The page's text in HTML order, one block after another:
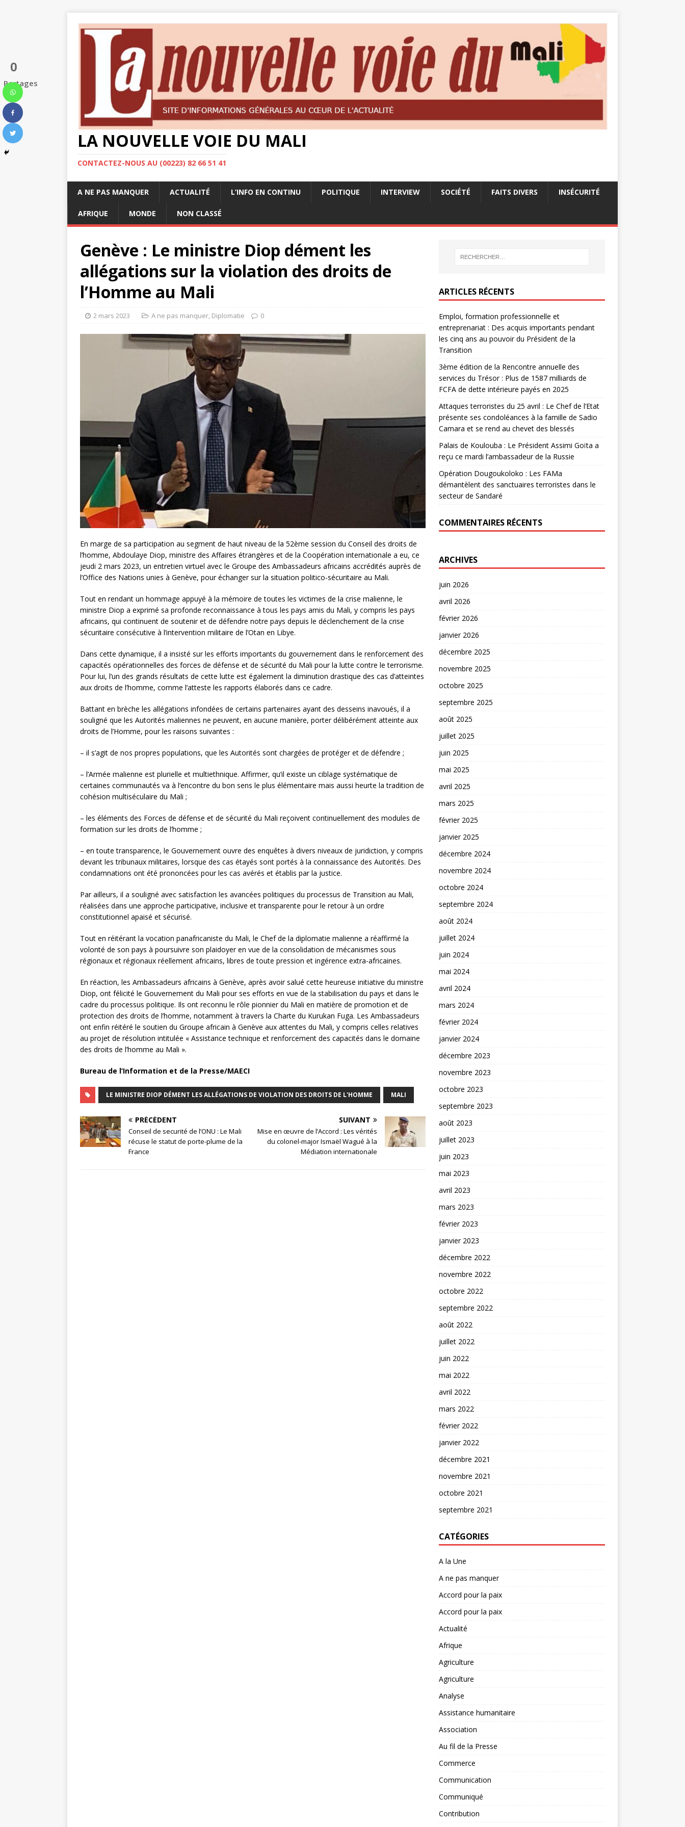
LA NOUVELLE VOIE DU MALI
CONTACTEZ-NOUS AU (00223) 82 66 51 41
A NE PAS MANQUER ACTUALITÉ L’INFO EN CONTINU POLITIQUE INTERVIEW SOCIÉTÉ FAITS DIVERS INSÉCURITÉ
AFRIQUE MONDE NON CLASSÉ
Genève : Le ministre Diop dément les
allégations sur la violation des droits de
l’Homme au Mali
2 mars 2023 A ne pas manquer, Diplomatie 0
En marge de sa participation au segment de haut niveau de la 52ème session du Conseil des droits de
l’homme, Abdoulaye Diop, ministre des Affaires étrangères et de la Coopération internationale a eu, ce
jeudi 2 mars 2023, un entretien virtuel avec le Groupe des Ambassadeurs africains accrédités auprès de
l’Office des Nations unies à Genève, pour échanger sur la situation politico-sécuritaire au Mali.
Tout en rendant un hommage appuyé à la mémoire de toutes les victimes de la crise malienne, le
ministre Diop a exprimé sa profonde reconnaissance à tous les pays amis du Mali, y compris les pays
africains, qui continuent de soutenir et de défendre notre pays depuis le déclenchement de la crise
sécuritaire consécutive à l’intervention militaire de l’Otan en Libye.
Dans cette dynamique, il a insisté sur les efforts importants du gouvernement dans le renforcement des
capacités opérationnelles des forces de défense et de sécurité du Mali pour la lutte contre le terrorisme.
Pour lui, l’un des grands résultats de cette lutte est également la diminution drastique des cas d’atteintes
aux droits de l’homme, comme l’atteste les rapports élaborés dans ce cadre.
Battant en brèche les allégations infondées de certains partenaires ayant des desseins inavoués, il a
souligné que les Autorités maliennes ne peuvent, en aucune manière, porter délibérément atteinte aux
droits de l’Homme, pour les raisons suivantes :
– il s’agit de nos propres populations, que les Autorités sont chargées de protéger et de défendre ;
– l’Armée malienne est plurielle et multiethnique. Affirmer, qu’il existe un ciblage systématique de
certaines communautés va à l’encontre du bon sens le plus élémentaire mais aussi heurte la tradition de
cohésion multiséculaire du Mali ;
– les éléments des Forces de défense et de sécurité du Mali reçoivent continuellement des modules de
formation sur les droits de l’homme ;
– en toute transparence, le Gouvernement ouvre des enquêtes à divers niveaux de juridiction, y compris
devant les tribunaux militaires, lorsque des cas étayés sont portés à la connaissance des Autorités. Des
condamnations ont été prononcées pour les cas avérés et établis par la justice.
Par ailleurs, il a souligné avec satisfaction les avancées politiques du processus de Transition au Mali,
réalisées dans une approche participative, inclusive et transparente pour le retour à un ordre
constitutionnel apaisé et sécurisé.
Tout en réitérant la vocation panafricaniste du Mali, le Chef de la diplomatie malienne a réaffirmé la
volonté de son pays à poursuivre son plaidoyer en vue de la consolidation de mécanismes sous
régionaux et régionaux réellement africains, libres de toute pression et ingérence extra-africaines.
En réaction, les Ambassadeurs africains à Genève, après avoir salué cette heureuse initiative du ministre
Diop, ont félicité le Gouvernement du Mali pour ses efforts en vue de la stabilisation du pays et dans le
cadre du processus politique. Ils ont reconnu le rôle pionnier du Mali en matière de promotion et de
protection des droits de l’homme, notamment à travers la Charte du Kurukan Fuga. Les Ambassadeurs
ont enfin réitéré le soutien du Groupe africain à Genève aux attentes du Mali, y compris celles relatives
au projet de résolution intitulée « Assistance technique et renforcement des capacités dans le domaine
des droits de l’homme au Mali ».
Bureau de l’Information et de la Presse/MAECI
0
Partages
LE MINISTRE DIOP DÉMENT LES ALLÉGATIONS DE VIOLATION DES DROITS DE L'HOMME MALI
PRÉCÉDENT
Conseil de securité de l’ONU : Le Mali
récuse le statut de porte-plume de la
France
SUIVANT
Mise en œuvre de l’Accord : Les vérités
du colonel-major Ismaël Wagué à la
Médiation internationale
ARTICLES RÉCENTS
Emploi, formation professionnelle et
entreprenariat : Des acquis importants pendant
les cinq ans au pouvoir du Président de la
Transition
3ème édition de la Rencontre annuelle des
services du Trésor : Plus de 1587 milliards de
FCFA de dette intérieure payés en 2025
Attaques terroristes du 25 avril : Le Chef de l’Etat
présente ses condoléances à la famille de Sadio
Camara et se rend au chevet des blessés
Palais de Koulouba : Le Président Assimi Goïta a
reçu ce mardi l’ambassadeur de la Russie
Opération Dougoukoloko : Les FAMa
démantèlent des sanctuaires terroristes dans le
secteur de Sandaré
COMMENTAIRES RÉCENTS
ARCHIVES
juin 2026
avril 2026
février 2026
janvier 2026
décembre 2025
novembre 2025
octobre 2025
septembre 2025
août 2025
juillet 2025
juin 2025
mai 2025
avril 2025
mars 2025
février 2025
janvier 2025
décembre 2024
novembre 2024
octobre 2024
septembre 2024
août 2024
juillet 2024
juin 2024
mai 2024
avril 2024
mars 2024
février 2024
janvier 2024
décembre 2023
novembre 2023
octobre 2023
septembre 2023
août 2023
juillet 2023
juin 2023
mai 2023
avril 2023
mars 2023
février 2023
janvier 2023
décembre 2022
novembre 2022
octobre 2022
septembre 2022
août 2022
juillet 2022
juin 2022
mai 2022
avril 2022
mars 2022
février 2022
janvier 2022
décembre 2021
novembre 2021
octobre 2021
septembre 2021
CATÉGORIES
A la Une
A ne pas manquer
Accord pour la paix
Accord pour la paix
Actualité
Afrique
Agriculture
Agriculture
Analyse
Assistance humanitaire
Association
Au fil de la Presse
Commerce
Communication
Communiqué
Contribution